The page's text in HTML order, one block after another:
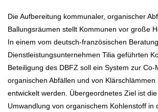
Die Aufbereitung kommunaler, organischer
Ballungsräumen stellt Kommunen vor große
In einem vom deutsch-französischen
Dienstleistungsunternehmen Tilia geführten
Beteiligung des DBFZ soll ein System zur Co-
organischen Abfällen und von
entwickelt werden. Übergeordnetes Ziel ist
Umwandlung von organischem Kohlenstoff in